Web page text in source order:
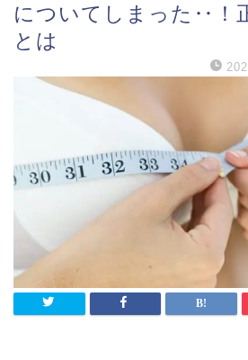
についてしまった‥！
とは